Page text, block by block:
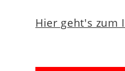
Hier geht's zum